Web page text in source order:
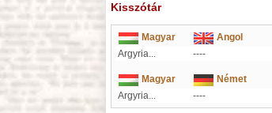
Kisszótár
Magyar
Angol
Argyria...
----
Magyar
Német
Argyria...
----